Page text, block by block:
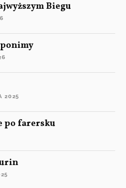
Biegu
2025
po farersku